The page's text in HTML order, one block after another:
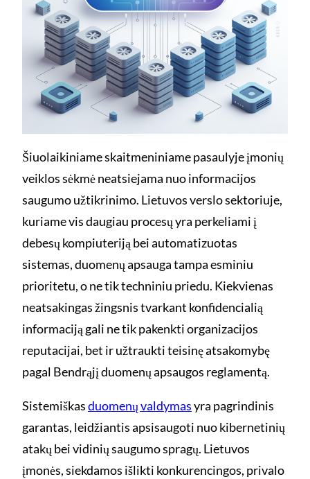
Šiuolaikiniame skaitmeniniame pasaulyje įmonių
veiklos sėkmė neatsiejama nuo informacijos
saugumo užtikrinimo. Lietuvos verslo sektoriuje,
kuriame vis daugiau procesų yra perkeliami į
debesų kompiuteriją bei automatizuotas
sistemas, duomenų apsauga tampa esminiu
prioritetu, o ne tik techniniu priedu. Kiekvienas
neatsakingas žingsnis tvarkant konfidencialią
informaciją gali ne tik pakenkti organizacijos
reputacijai, bet ir užtraukti teisinę atsakomybę
pagal Bendrąjį duomenų apsaugos reglamentą.
Sistemiškasduomenų valdymasyra pagrindinis
garantas, leidžiantis apsisaugoti nuo kibernetinių
atakų bei vidinių saugumo spragų. Lietuvos
įmonės, siekdamos išlikti konkurencingos, privalo